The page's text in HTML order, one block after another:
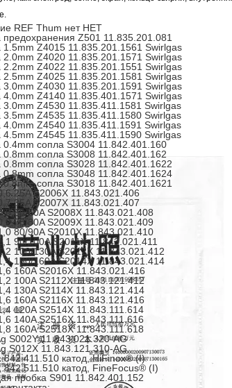
REF Thum нет НЕТ
Z501 11.835.201.081
Z4015 11.835.201.1561 Swirlgas
Z4020 11.835.201.1571 Swirlgas
Z4022 11.835.201.1551 Swirlgas
Z4025 11.835.201.1581 Swirlgas
Z4030 11.835.201.1591 Swirlgas
Z4140 11.835.401.1571 Swirlgas
Z4530 11.835.411.1581 Swirlgas
Z4535 11.835.411.1580 Swirlgas
Z4540 11.835.411.1591 Swirlgas
Z4545 11.835.411.1590 Swirlgas
сопла S3004 11.842.401.160
сопла S3008 11.842.401.162
сопла S3028 11.842.401.1622
сопла S3048 11.842.401.1624
сопла S3018 11.842.401.1621
25A S2006X 11.843.021.406
35A S2007X 11.843.021.407
50/60A S2008X 11.843.021.408
70/80A S2009X 11.843.021.409
80/90A S2010X 11.843.021.410
90/100A S2011X 11.843.021.411
100/130A S2012X 11.843.021.412
130/160A S2014X 11.843.021.414
160A S2016X 11.843.021.416
100A S2112X 11.843.121.412
130A S2114X 11.843.121.414
160A S2116X 11.843.121.416
120A S2514X 11.843.111.614
140A S2516X 11.843.111.616
160A S2518X 11.843.111.618
S002Y 11.843.021.320-AG
S012X 11.843.121.310-AG
катод, HiFinox® (I)
катод, FineFocus® (I)
пробка S901 11.842.401.152